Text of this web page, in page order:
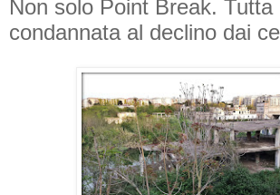
Non solo Point Break.
condannata al declino dai